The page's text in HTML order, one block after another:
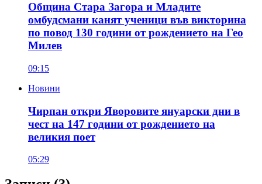
Община Стара Загора и Младите
омбудсмани канят ученици във викторина
по повод 130 години от рождението на Гео
Милев
09:15
Новини
Чирпан откри Яворовите януарски дни в
чест на 147 години от рождението на
великия поет
05:29